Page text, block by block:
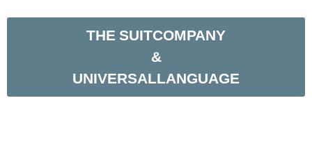
THE SUITCOMPANY
&
UNIVERSALLANGUAGE